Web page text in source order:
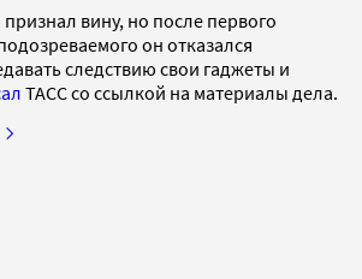
вину, но после первого
он отказался
следствию свои гаджеты и
ТАСС со ссылкой на материалы дела.